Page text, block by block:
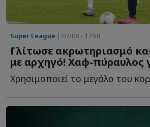
Super League | 07/08 - 17:58
Γλίτωσε ακρωτηριασμό
με αρχηγό! Χαφ-πύραυλος